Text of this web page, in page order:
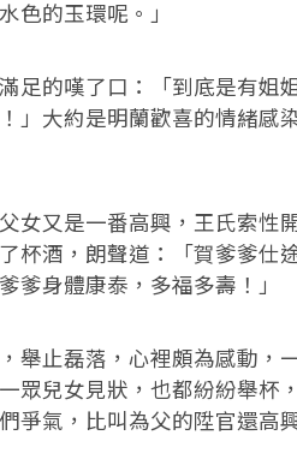
色的玉環呢。」
的嘆了口：「到底是有姐
」大約是明蘭歡喜的情緒感
又是一番高興，王氏索性
杯酒，朗聲道：「賀爹爹仕
爹身體康泰，多福多壽！」
止磊落，心裡頗為感動，一
眾兒女見狀，也都紛紛舉杯
爭氣，比叫為父的陞官還高興